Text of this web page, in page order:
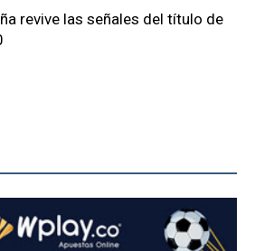
revive las señales del título de